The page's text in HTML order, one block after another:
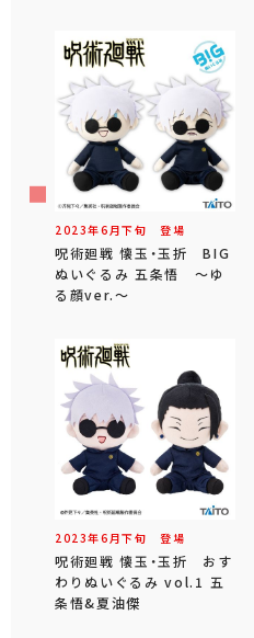
2023年6 月下旬 登場
呪術廻戦 懐玉・玉折 BIG
ぬいぐるみ 五条悟 ～ゆ
る顔ver.～
2023年6 月下旬 登場
呪術廻戦 懐玉・玉折 おす
わりぬいぐるみ vol.1 五
条悟&夏油傑